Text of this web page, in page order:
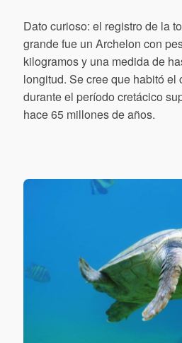
Dato curioso: el registro de la
grande fue un Archelon con
kilogramos y una medida de
longitud. Se cree que habitó el
durante el período cretácico
hace 65 millones de años.